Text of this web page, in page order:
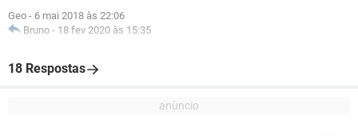
Geo - 6 mai 2018 às 22:06
Bruno - 18 fev 2020 às 15:35
18 Respostas